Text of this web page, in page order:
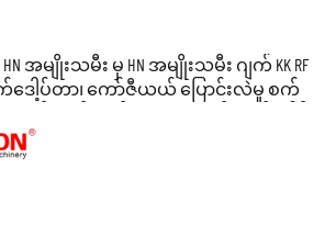
အမျိုးသမီး မှ HN အမျိုးသမီး ဂျက် KK RF
ါ့ပ်တာ၊ ကော်ဇီယယ် ပြောင်းလဲမှု စက်
နှုန်းနှင့် ကိုက်ညီပြီး စတော့တွင် ရနှိုင်သည်။